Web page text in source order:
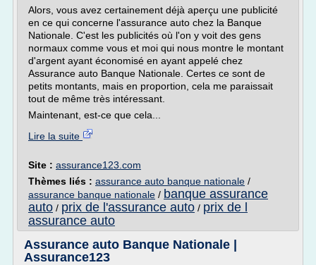
Alors, vous avez certainement déjà aperçu une publicité
en ce qui concerne l'assurance auto chez la Banque
Nationale. C'est les publicités où l'on y voit des gens
normaux comme vous et moi qui nous montre le montant
d'argent ayant économisé en ayant appelé chez
Assurance auto Banque Nationale. Certes ce sont de
petits montants, mais en proportion, cela me paraissait
tout de même très intéressant.
Maintenant, est-ce que cela...
Lire la suite
Site : assurance123.com
Thèmes liés : assurance auto banque nationale /
assurance banque nationale / banque assurance
auto / prix de l'assurance auto / prix de l
assurance auto
Assurance auto Banque Nationale |
Assurance123